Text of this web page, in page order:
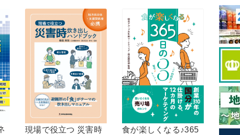
現場で役立つ 災害時
食が楽しくなる♪365